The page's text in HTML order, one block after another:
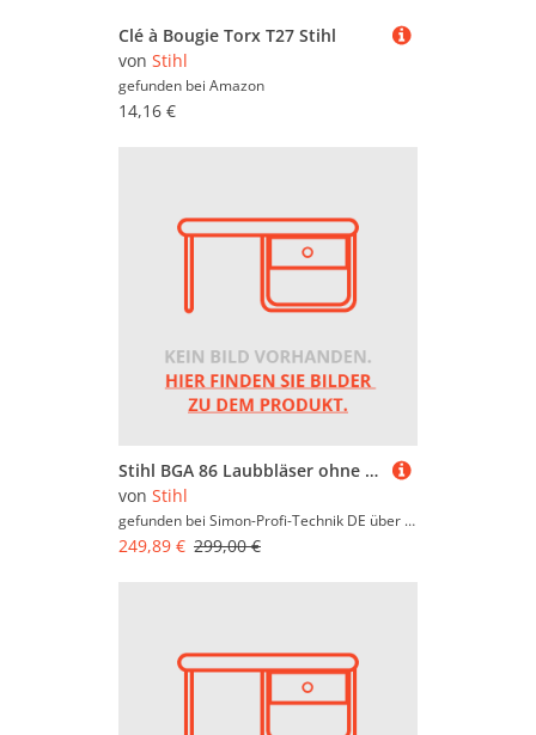
Clé à Bougie Torx T27 Stihl
von Stihl
gefunden bei Amazon
14,16 €
Stihl BGA 86 Laubbläser ohne Akku/Ladegerät
von Stihl
gefunden bei Simon-Profi-Technik DE über
Simon-Profi-
249,89 € 299,00 €